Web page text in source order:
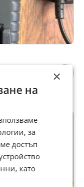
×
на
за
достъп
като